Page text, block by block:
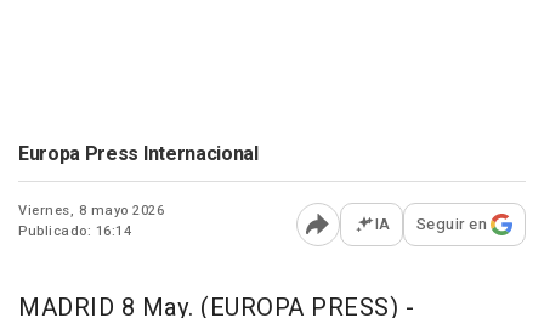
Europa Press Internacional
Viernes, 8 mayo 2026
Publicado: 16:14
Abrir opciones para
IA Seguir en
MADRID 8 May. (EUROPA PRESS) -